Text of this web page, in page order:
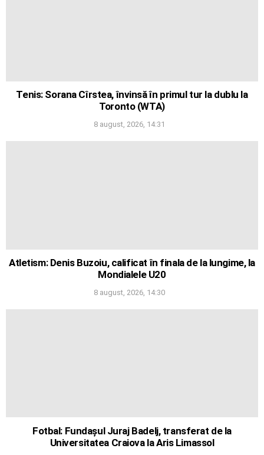
Tenis: Sorana Cîrstea, învinsă în primul tur la dublu la
Toronto (WTA)
8 august, 2026, 14:31
Atletism: Denis Buzoiu, calificat în finala de la lungime, la
Mondialele U20
8 august, 2026, 14:30
Fotbal: Fundașul Juraj Badelj, transferat de la
Universitatea Craiova la Aris Limassol